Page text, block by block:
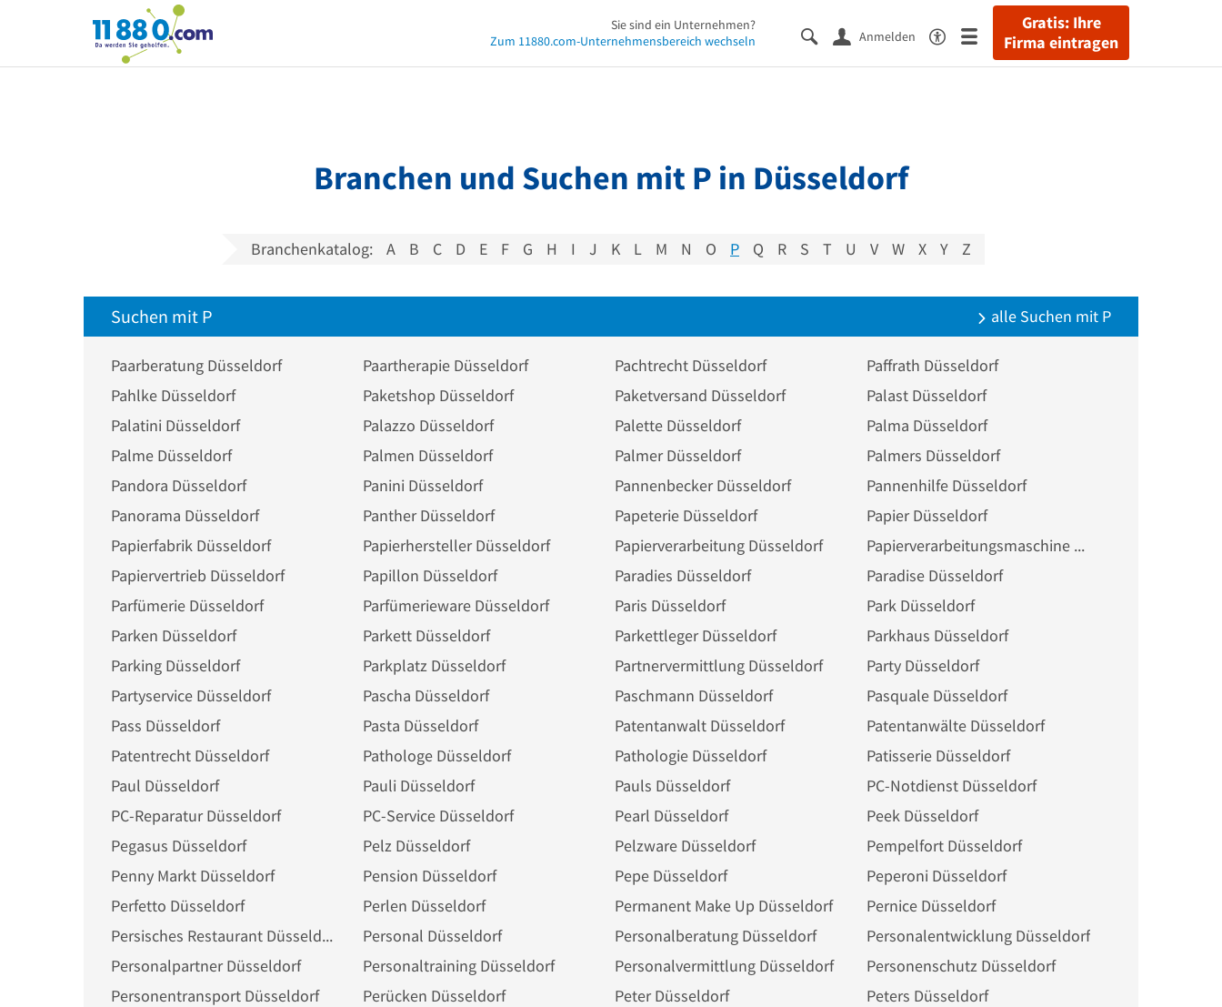
11880.com
Gratis: Ihre
Firma eintragen
Anmelden
Sie sind ein Unternehmen?
Zum 11880.com-Unternehmensbereich wechseln
Branchen und Suchen mit P in Düsseldorf
Branchenkatalog: A B C D E F G H I J K L M N O P Q R S T U V W X Y Z
Suchen mit P alle Suchen mit P
Paarberatung Düsseldorf Paartherapie Düsseldorf Pachtrecht Düsseldorf
Paffrath Düsseldorf
Pahlke Düsseldorf
Paketshop Düsseldorf Paketversand Düsseldorf
Palast Düsseldorf
Palatini Düsseldorf
Palazzo Düsseldorf Palette Düsseldorf
Palma Düsseldorf
Palme Düsseldorf
Palmen Düsseldorf Palmer Düsseldorf
Palmers Düsseldorf
Pandora Düsseldorf
Panini Düsseldorf Pannenbecker Düsseldorf
Pannenhilfe Düsseldorf
Panorama Düsseldorf
Panther Düsseldorf Papeterie Düsseldorf
Papier Düsseldorf
Papierfabrik Düsseldorf
Papierhersteller Düsseldorf Papierverarbeitung Düsseldorf
Papierverarbeitungsmaschine Düsseldorf
Papiervertrieb Düsseldorf
Papillon Düsseldorf Paradies Düsseldorf
Paradise Düsseldorf
Parfümerie Düsseldorf
Parfümerieware Düsseldorf Paris Düsseldorf
Park Düsseldorf
Parken Düsseldorf
Parkett Düsseldorf Parkettleger Düsseldorf
Parkhaus Düsseldorf
Parking Düsseldorf
Parkplatz Düsseldorf Partnervermittlung Düsseldorf
Party Düsseldorf
Partyservice Düsseldorf
Pascha Düsseldorf Paschmann Düsseldorf
Pasquale Düsseldorf
Pass Düsseldorf
Pasta Düsseldorf Patentanwalt Düsseldorf
Patentanwälte Düsseldorf
Patentrecht Düsseldorf
Pathologe Düsseldorf Pathologie Düsseldorf
Patisserie Düsseldorf
Paul Düsseldorf
Pauli Düsseldorf Pauls Düsseldorf
PC-Notdienst Düsseldorf
PC-Reparatur Düsseldorf
PC-Service Düsseldorf Pearl Düsseldorf
Peek Düsseldorf
Pegasus Düsseldorf
Pelz Düsseldorf Pelzware Düsseldorf
Pempelfort Düsseldorf
Penny Markt Düsseldorf
Pension Düsseldorf Pepe Düsseldorf
Peperoni Düsseldorf
Perfetto Düsseldorf
Perlen Düsseldorf Permanent Make Up Düsseldorf
Pernice Düsseldorf
Persisches Restaurant Düsseldorf
Personal Düsseldorf Personalberatung Düsseldorf
Personalentwicklung Düsseldorf
Personalpartner Düsseldorf
Personaltraining Düsseldorf Personalvermittlung Düsseldorf
Personenschutz Düsseldorf
Personentransport Düsseldorf
Perücken Düsseldorf Peter Düsseldorf
Peters Düsseldorf